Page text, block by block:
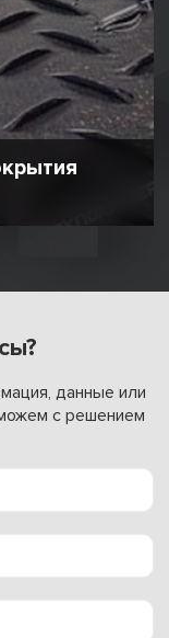
данные или
с решением